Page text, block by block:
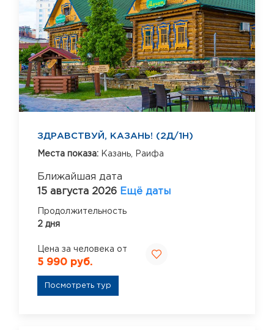
ЗДРАВСТВУЙ, КАЗАНЬ! (2Д/1Н)
Места показа: Казань, Раифа
Ближайшая дата
15 августа 2026 Ещё даты
Продолжительность
2 дня
Цена за человека от
5 990 руб.
Посмотреть тур